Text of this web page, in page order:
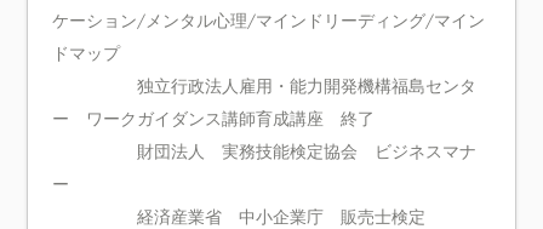
ケーション/メンタル心理/マインドリーディング/マイン
ドマップ
独立行政法人雇用・能力開発機構福島センタ
ー ワークガイダンス講師育成講座 終了
財団法人 実務技能検定協会 ビジネスマナ
ー
経済産業省 中小企業庁 販売士検定